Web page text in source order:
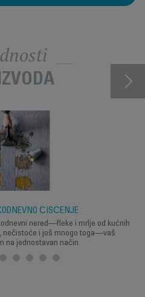
ČIŠĆENJE
nered—fleke i mrlje od kućnih
nečistoće i još mnogo toga—vaš
na jednostavan način